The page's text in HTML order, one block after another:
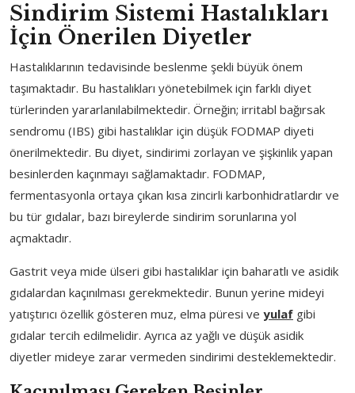
Sindirim Sistemi Hastalıkları
İçin Önerilen Diyetler
Hastalıklarının tedavisinde beslenme şekli büyük önem
taşımaktadır. Bu hastalıkları yönetebilmek için farklı diyet
türlerinden yararlanılabilmektedir. Örneğin; irritabl bağırsak
sendromu (IBS) gibi hastalıklar için düşük FODMAP diyeti
önerilmektedir. Bu diyet, sindirimi zorlayan ve şişkinlik yapan
besinlerden kaçınmayı sağlamaktadır. FODMAP,
fermentasyonla ortaya çıkan kısa zincirli karbonhidratlardır ve
bu tür gıdalar, bazı bireylerde sindirim sorunlarına yol
açmaktadır.
Gastrit veya mide ülseri gibi hastalıklar için baharatlı ve asidik
gıdalardan kaçınılması gerekmektedir. Bunun yerine mideyi
yatıştırıcı özellik gösteren muz, elma püresi ve yulaf gibi
gıdalar tercih edilmelidir. Ayrıca az yağlı ve düşük asidik
diyetler mideye zarar vermeden sindirimi desteklemektedir.